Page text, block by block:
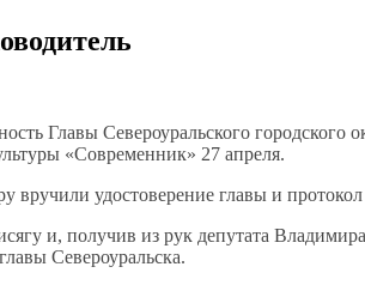
Главы Североуральского городского
«Современник» 27 апреля.
вручили удостоверение главы и
и, получив из рук депутата
Североуральска.